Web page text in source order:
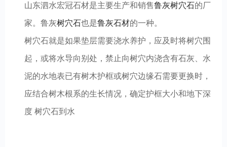
山东泗水宏冠石材是主要生产和销售鲁灰树穴石的厂
家。鲁灰树穴石也是鲁灰石材的一种。
树穴石就是如果垫层需要浇水养护，应及时将树穴围
起，或将水导向别处，禁止向树穴内浇含有石灰、水
泥的水地表已有树木护框或树穴边缘石需要更换时，
应结合树木根系的生长情况，确定护框大小和地下深
度 树穴石到水